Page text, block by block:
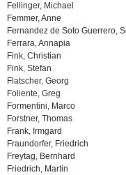
Fellinger, Michael
Femmer, Anne
Fernandez de Soto Guerrero,
Ferrara, Annapia
Fink, Christian
Fink, Stefan
Flatscher, Georg
Foliente, Greg
Formentini, Marco
Forstner, Thomas
Frank, Irmgard
Fraundorfer, Friedrich
Freytag, Bernhard
Friedrich, Martin